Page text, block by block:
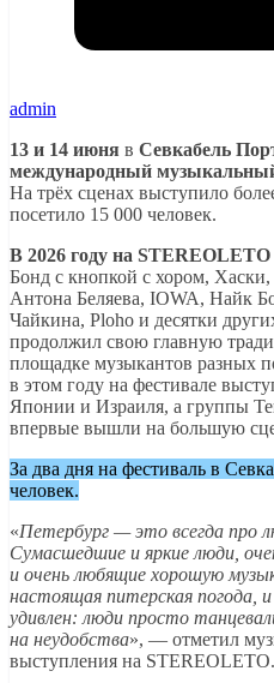
admin
13 и 14 июня в Севкабель
международный
На трёх сценах выступило
посетило 15 000 человек.
В 2026 году на
Бонд с кнопкой с хором,
Антона Беляева, IOWA, Найк
Чайкина, Ploho и десятки
продолжил свою главную
площадке музыкантов разных
в этом году на фестивале
Японии и Израиля, а группы
впервые вышли на большую
За два дня на фестиваль в
человек.
«Петербург — это всегда про
Сумасшедшие и яркие люди,
и очень любящие хорошую
настоящая питерская погода,
удивлен: люди просто
на неудобства», — отметил
выступления на STEREOLETO.